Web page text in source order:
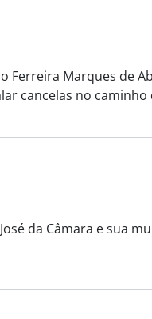
Marques de
cancelas no caminho
da Câmara e sua